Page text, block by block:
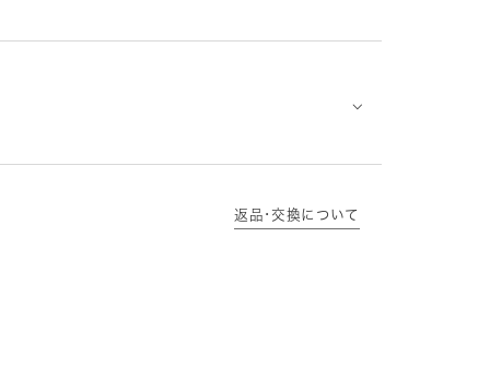
⌵
返品･交換について